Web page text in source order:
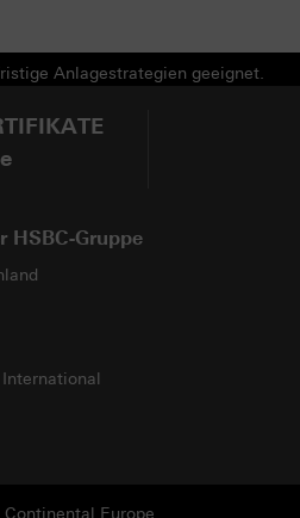
Anlagestrategien geeignet.
HSBC-Gruppe
Europe